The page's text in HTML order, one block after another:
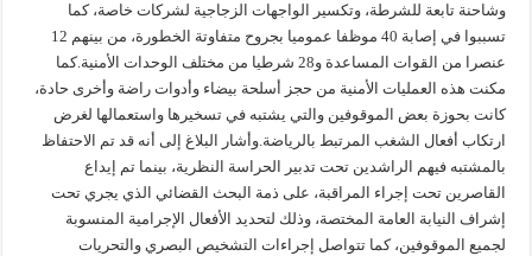
وشاحنة تابعة للشرطة، وتكسير الواجهات الزجاجية لشركات خاصة، كما
تسببوا في إصابة 40 موظفا عموميا بجروح متفاوتة الخطورة، من بينهم 12
عنصرا من القوات المساعدة و28 شرطيا من مختلف الوحدات الأمنية.كما
مكنت هذه العمليات الأمنية من حجز أسلحة بيضاء وأدوات راضة وأخرى حادة،
كانت بحوزة بعض الموقوفين والتي يشتبه في تسخيرها واستعمالها لغرض
ارتكاب أفعال الشغب المرتبط بالرياضة.وأشار البلاغ إلى أنه قد تم الاحتفاظ
بالمشتبه فيهم الراشدين تحت تدبير الحراسة النظرية، بينما تم إيداع
القاصرين تحت إجراء المراقبة، على ذمة البحث القضائي الذي يجري تحت
إشراف النيابة العامة المختصة، وذلك لتحديد الأفعال الإجرامية المنسوبة
لجميع الموقوفين، كما تتواصل إجراءات التشخيص البصري والتحريات